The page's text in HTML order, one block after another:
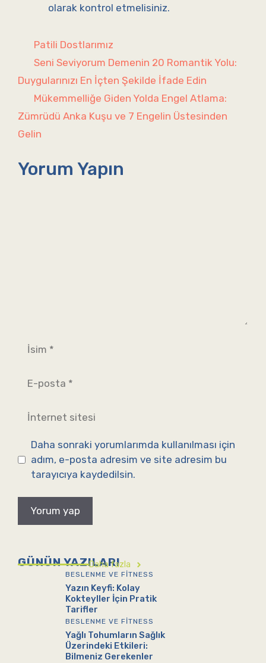
olarak kontrol etmelisiniz.
Kategoriler
Patili Dostlarımız
Seni Seviyorum Demenin 20 Romantik Yolu:
Duygularınızı En İçten Şekilde İfade Edin
Mükemmelliğe Giden Yolda Engel Atlama:
Zümrüdü Anka Kuşu ve 7 Engelin Üstesinden
Gelin
Yorum Yapın
İsim
posta
İnternet
sitesi
Daha sonraki yorumlarımda kullanılması için
adım, e-posta adresim ve site adresim bu
tarayıcıya kaydedilsin.
GÜNÜN YAZILARI
Daha fazla
BESLENME VE FITNESS
Yazın Keyfi: Kolay
Kokteyller İçin Pratik
Tarifler
BESLENME VE FITNESS
Yağlı Tohumların Sağlık
Üzerindeki Etkileri:
Bilmeniz Gerekenler